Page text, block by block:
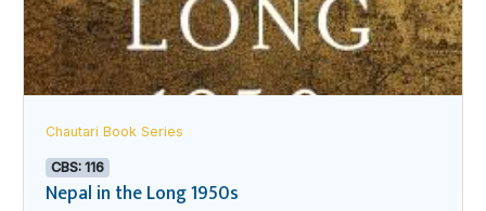
Chautari Book Series
CBS: 116
Nepal in the Long 1950s